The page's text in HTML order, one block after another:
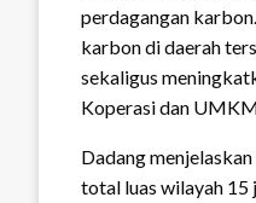
perdagangan
karbon di daerah
sekaligus
Koperasi dan
Dadang
total luas wilayah 15